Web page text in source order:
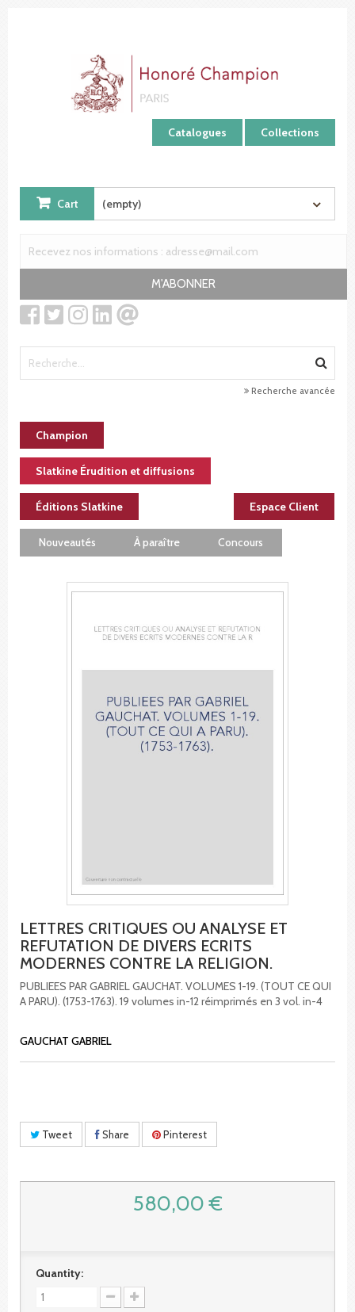
Catalogues Collections
Cart (empty)
M'ABONNER
Recherche avancée
Champion
Slatkine Érudition et diffusions
Éditions Slatkine Espace Client
Nouveautés À paraître Concours
LETTRES CRITIQUES OU ANALYSE ET
REFUTATION DE DIVERS ECRITS
MODERNES CONTRE LA RELIGION.
PUBLIEES PAR GABRIEL GAUCHAT. VOLUMES 1-19. (TOUT CE QUI
A PARU). (1753-1763). 19 volumes in-12 réimprimés en 3 vol. in-4
GAUCHAT GABRIEL
Tweet Share Pinterest
580,00 €
Quantity: